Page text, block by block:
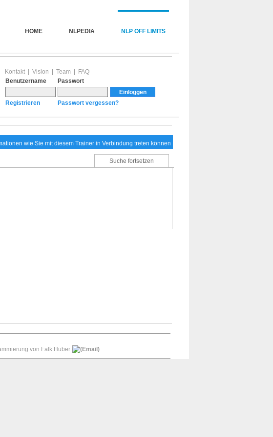
HOME NLPEDIA NLP OFF LIMITS
Kontakt Vision Team
FAQ
Benutzername
Passwort
Registrieren Passwort vergessen?
wie Sie mit diesem Trainer in Verbindung treten können
Suche fortsetzen
von Falk Huber